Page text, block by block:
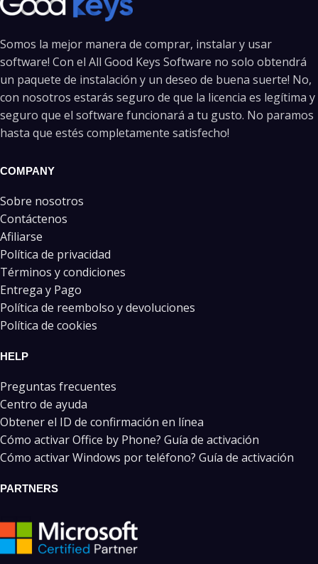
Somos la mejor manera de comprar, instalar y usar
software! Con el All Good Keys Software no solo obtendrá
un paquete de instalación y un deseo de buena suerte! No,
con nosotros estarás seguro de que la licencia es legítima y
seguro que el software funcionará a tu gusto. No paramos
hasta que estés completamente satisfecho!
COMPANY
Sobre nosotros
Contáctenos
Afiliarse
Política de privacidad
Términos y condiciones
Entrega y Pago
Política de reembolso y devoluciones
Política de cookies
HELP
Preguntas frecuentes
Centro de ayuda
Obtener el ID de confirmación en línea
Cómo activar Office by Phone? Guía de activación
Cómo activar Windows por teléfono? Guía de activación
PARTNERS